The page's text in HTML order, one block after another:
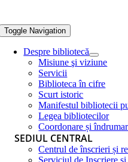
Toggle Navigation
Despre bibliotecă
Misiune şi viziune
Servicii
Biblioteca în cifre
Scurt istoric
Manifestul bibliotecii
Legea bibliotecilor
Coordonare și
SEDIUL CENTRAL
Centrul de înscrieri și
Serviciul de Inscriere